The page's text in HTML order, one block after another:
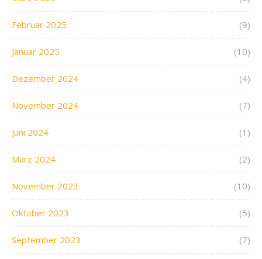
Februar 2025 (9)
Januar 2025 (10)
Dezember 2024 (4)
November 2024 (7)
Juni 2024 (1)
März 2024 (2)
November 2023 (10)
Oktober 2023 (5)
September 2023 (7)